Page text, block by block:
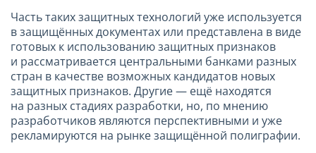
Часть таких защитных технологий уже используется
в защищённых документах или представлена в виде
готовых к использованию защитных признаков
и рассматривается центральными банками разных
стран в качестве возможных кандидатов новых
защитных признаков. Другие — ещё находятся
на разных стадиях разработки, но, по мнению
разработчиков являются перспективными и уже
рекламируются на рынке защищённой полиграфии.